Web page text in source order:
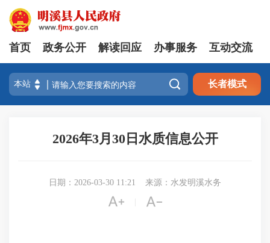
首页 政务公开 解读回应 办事服务 互动交流
 长者模式
2026年3月30日水质信息公开
日期：2026-03-30 11:21 来源：水发明溪水务
 